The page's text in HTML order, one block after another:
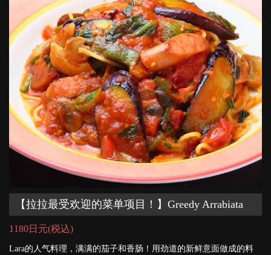
【拉拉最受欢迎的菜单项目！】Greedy Arrabiata
1180日元(税込)
Lara的人气料理，满满的茄子和香肠！用劲道的新鲜意面做成的料